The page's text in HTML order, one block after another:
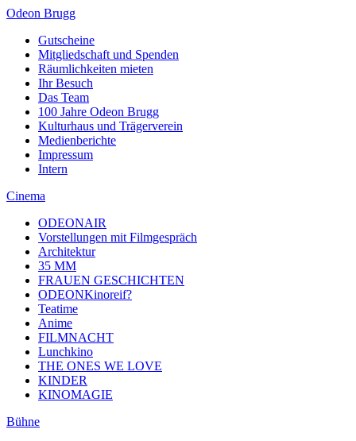
Odeon Brugg
Gutscheine
Mitgliedschaft und Spenden
Räumlichkeiten mieten
Ihr Besuch
Das Team
100 Jahre Odeon Brugg
Kulturhaus und Trägerverein
Medienberichte
Impressum
Intern
Cinema
ODEONAIR
Vorstellungen mit Filmgespräch
Architektur
35 MM
FRAUEN GESCHICHTEN
ODEONKinoreif?
Teatime
Anime
FILMNACHT
Lunchkino
THE ONES WE LOVE
KINDER
KINOMAGIE
Bühne